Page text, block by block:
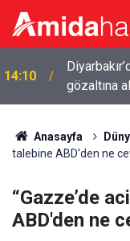
14:10
gözaltına
Anasayfa
talebine ABD'den ne
“Gazze’de
ABD'den ne